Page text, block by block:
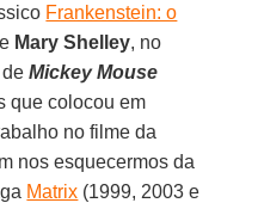
Frankenstein: o
Mary Shelley, no
deMickey Mouse
que colocou em
no filme da
nos esquecermos da
Matrix (1999, 2003 e